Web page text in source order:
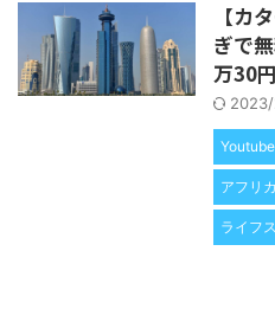
【カ
ぎで
万30
Youtube
アフリ
ライフ